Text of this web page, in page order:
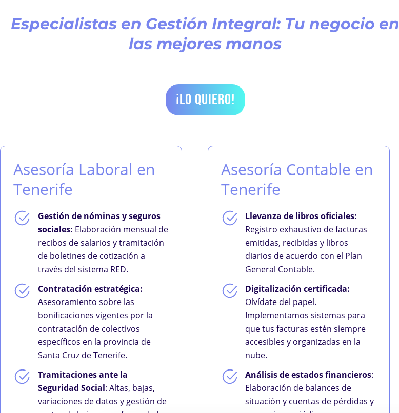
Especialistas en Gestión Integral: Tu negocio en
las mejores manos
¡LO QUIERO!
Asesoría Laboral en
Tenerife
Gestión de nóminas y seguros
sociales: Elaboración mensual de
recibos de salarios y tramitación
de boletines de cotización a
través del sistema RED.
Contratación estratégica:
Asesoramiento sobre las
bonificaciones vigentes por la
contratación de colectivos
específicos en la provincia de
Santa Cruz de Tenerife.
Tramitaciones ante la
Seguridad Social: Altas, bajas,
variaciones de datos y gestión de
Asesoría Contable en
Tenerife
Llevanza de libros oficiales:
Registro exhaustivo de facturas
emitidas, recibidas y libros
diarios de acuerdo con el Plan
General Contable.
Digitalización certificada:
Olvídate del papel.
Implementamos sistemas para
que tus facturas estén siempre
accesibles y organizadas en la
nube.
Análisis de estados financieros:
Elaboración de balances de
situación y cuentas de pérdidas y